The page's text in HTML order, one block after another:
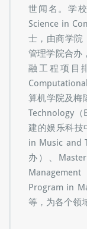
束缚，在交叉
世闻名。学
Science in
士，由商学院
管理学院合办
融工程项目
算机学院及梅
Technology
建的娱乐科技
in Music and
办）、
Program in